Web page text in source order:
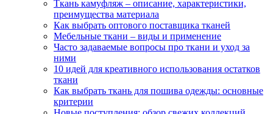
Ткань камуфляж – описание, характеристики,
преимущества материала
Как выбрать оптового поставщика тканей
Мебельные ткани – виды и применение
Часто задаваемые вопросы про ткани и уход за
ними
10 идей для креативного использования остатков
ткани
Как выбрать ткань для пошива одежды: основные
критерии